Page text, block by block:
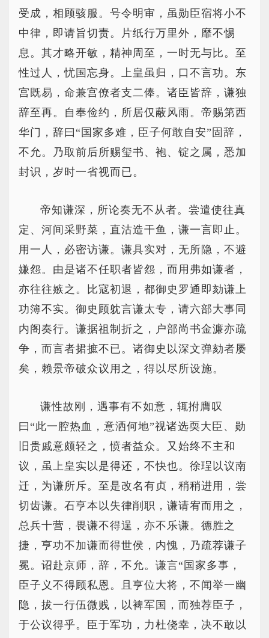
受成，相顾骇服。号令明审，虽勋臣宿将小不
中律，即请旨切责。片纸行万里外，靡不惕
息。其才略开敏，精神周至，一时无与比。至
性过人，忧国忘身。上皇虽归，口不言功。东
宫既易，命兼宫僚者支二俸。诸臣皆辞，谦独
辞至再。自奉俭约，所居仅蔽风雨。帝赐第西
华门，辞曰“国家多难，臣子何敢自安”固辞，
不允。乃取前后所赐玺书、袍、锭之属，悉加
封识，岁时一省视而已。
帝知谦深，所论奏无不从者。尝遣使往真
定、河间采野菜，直沽造干鱼，谦一言即止。
用一人，必密访谦。谦具实对，无所隐，不避
嫌怨。由是诸不任职者皆怨，而用弗如谦者，
亦往往嫉之。比寇初退，都御史罗通即劾谦上
功簿不实。御史顾躭言谦太专，请六部大事同
内阁奏行。谦据祖制折之，户部尚书金濂亦疏
争，而言者捃摭不已。诸御史以深文弹劾者屡
矣，赖景帝破众议用之，得以尽所设施。
谦性故刚，遇事有不如意，辄拊膺叹
曰“此一腔热血，意洒何地”视诸选耎大臣、勋
旧贵戚意颇轻之，愤者益众。又始终不主和
议，虽上皇实以是得还，不快也。徐珵以议南
迁，为谦所斥。至是改名有贞，稍稍进用，尝
切齿谦。石亨本以失律削职，谦请宥而用之，
总兵十营，畏谦不得逞，亦不乐谦。德胜之
捷，亨功不加谦而得世侯，内愧，乃疏荐谦子
冕。诏赴京师，辞，不允。谦言“国家多事，
臣子义不得顾私恩。且亨位大将，不闻举一幽
隐，拔一行伍微贱，以裨军国，而独荐臣子，
于公议得乎。臣于军功，力杜侥幸，决不敢以